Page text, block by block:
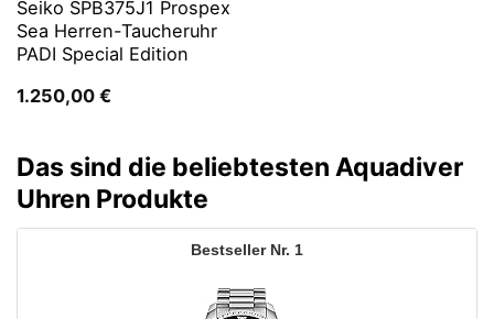
Seiko SPB375J1 Prospex
Sea Herren-Taucheruhr
PADI Special Edition
1.250,00 €
Das sind die beliebtesten Aquadiver
Uhren Produkte
1